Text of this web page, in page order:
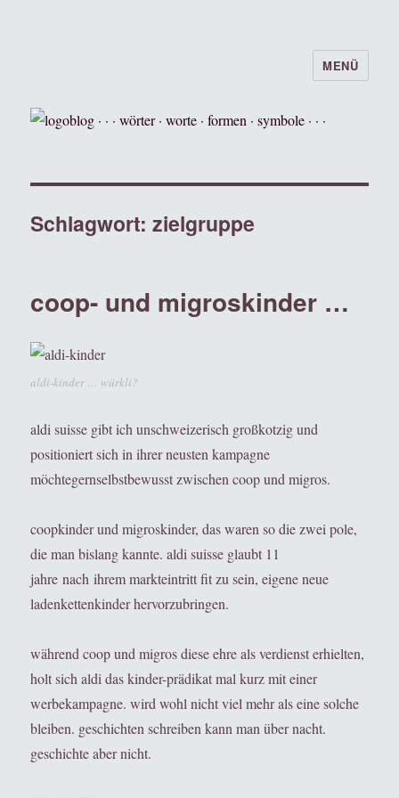
logoblog · · · wörter · worte · formen ·
symbole · · ·
MENÜ
Schlagwort:zielgruppe
coop- und migroskinder …
aldi-kinder … würkli?
aldi suisse gibt ich unschweizerisch großkotzig und
positioniert sich in ihrer neusten kampagne
möchtegernselbstbewusst zwischen coop und migros.
coopkinder und migroskinder, das waren so die zwei pole,
die man bislang kannte. aldi suisse glaubt 11
jahre nach ihrem markteintritt fit zu sein, eigene neue
ladenkettenkinder hervorzubringen.
während coop und migros diese ehre als verdienst erhielten,
holt sich aldi das kinder-prädikat mal kurz mit einer
werbekampagne. wird wohl nicht viel mehr als eine solche
bleiben. geschichten schreiben kann man über nacht.
geschichte aber nicht.